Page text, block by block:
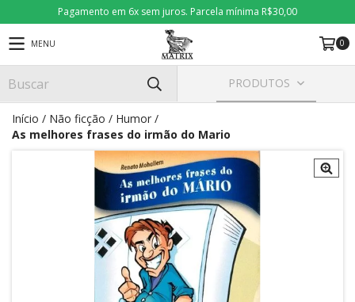
Pagamento em 6x sem juros. Parcela mínima R$30,00
MENU 0
PRODUTOS
Início / Não ficção / Humor /
As melhores frases do irmão do Mario